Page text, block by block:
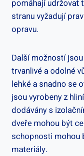
pomáhají‌ udržovat
stranu ‌vyžadují
opravu.
Další možností
trvanlivé a odolné
‌lehké a snadno ​se
jsou vyrobeny z
dodávány s
dveře mohou‌ být
schopnosti mohou
materiály.